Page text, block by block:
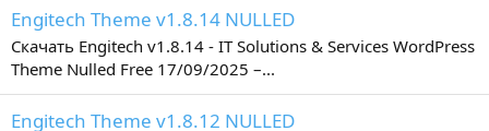
Engitech Theme v1.8.14 NULLED
Скачать Engitech v1.8.14 - IT Solutions & Services WordPress
Theme Nulled Free 17/09/2025 –...
Engitech Theme v1.8.12 NULLED